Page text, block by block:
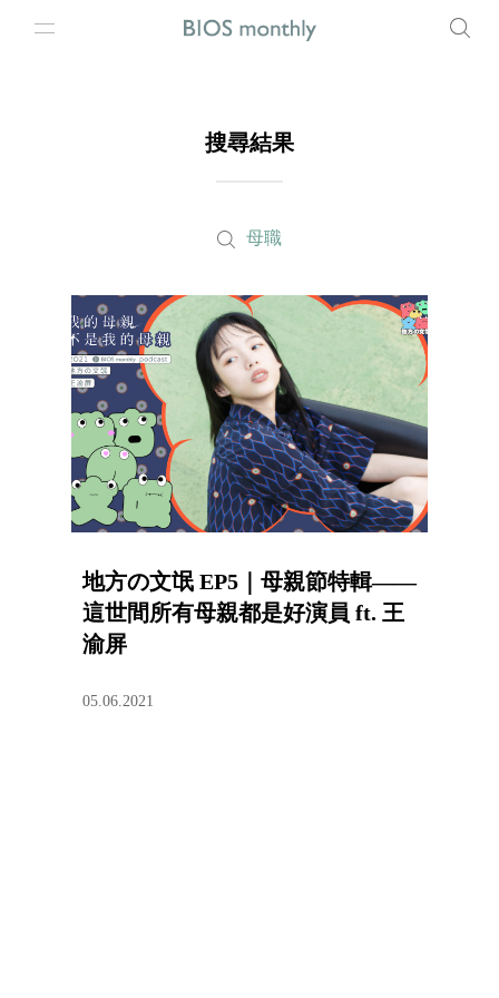
搜尋結果
母職
地方の文氓 EP5｜母親節特輯——
這世間所有母親都是好演員 ft. 王
渝屏
05.06.2021